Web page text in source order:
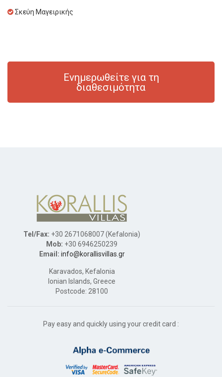
Σκεύη Μαγειρικής
Ενημερωθείτε για τη
διαθεσιμότητα
Tel/Fax: +30 2671068007 (Kefalonia)
Mob: +30 6946250239
Email: info@korallisvillas.gr
Karavados, Kefalonia
Ionian Islands, Greece
Postcode: 28100
Pay easy and quickly using your credit card :